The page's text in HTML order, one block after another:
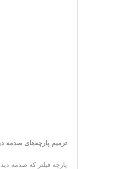
ترمیم پارچه‌های صدمه
پارچه فیلتر که صدمه